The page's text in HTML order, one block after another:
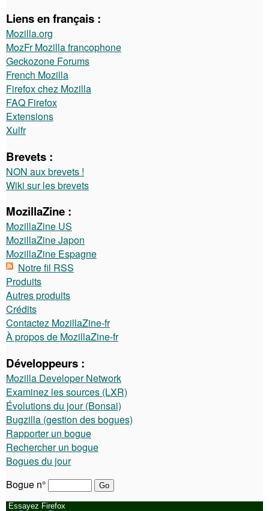
Liens en français :
Mozilla.org
MozFr Mozilla francophone
Geckozone Forums
French Mozilla
Firefox chez Mozilla
FAQ Firefox
Extensions
Xulfr
Brevets :
NON aux brevets !
Wiki sur les brevets
MozillaZine :
MozillaZine US
MozillaZine Japon
MozillaZine Espagne
Notre fil RSS
Produits
Autres produits
Crédits
Contactez MozillaZine-fr
À propos de MozillaZine-fr
Développeurs :
Mozilla Developer Network
Examinez les sources (LXR)
Évolutions du jour (Bonsai)
Bugzilla (gestion des bogues)
Rapporter un bogue
Rechercher un bogue
Bogues du jour
Bogue n°
Essayez Firefox